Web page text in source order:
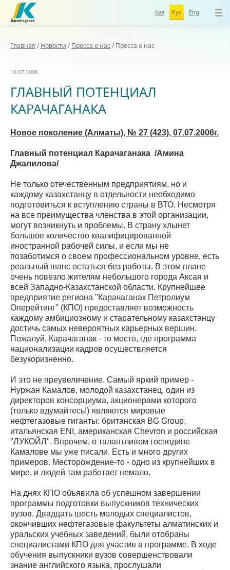
Қаз Рус Eng
Главная / Новости / Пресса о нас/ Пресса о нас
10.07.2006
ГЛАВНЫЙ ПОТЕНЦИАЛ
КАРАЧАГАНАКА
Новое поколение (Алматы), № 27 (423), 07.07.2006г.
Главный потенциал Карачаганака /Амина
Джалилова/
Не только отечественным предприятиям, но и
каждому казахстанцу в отдельности необходимо
подготовиться к вступлению страны в ВТО. Несмотря
на все преимущества членства в этой организации,
могут возникнуть и проблемы. В страну хлынет
большое количество квалифицированной
иностранной рабочей силы, и если мы не
позаботимся о своем профессиональном уровне, есть
реальный шанс остаться без работы. В этом плане
очень повезло жителям небольшого города Аксая и
всей Западно-Казахстанской области. Крупнейшее
предприятие региона "Карачаганак Петролиум
Оперейтинг" (КПО) предоставляет возможность
каждому амбициозному и старательному казахстанцу
достичь самых невероятных карьерных вершин.
Пожалуй, Карачаганак - то место, где программа
национализации кадров осуществляется
безукоризненно.
И это не преувеличение. Самый яркий пример -
Нуржан Камалов, молодой казахстанец, один из
директоров консорциума, акционерами которого
(только вдумайтесь!) являются мировые
нефтегазовые гиганты: британская BG Group,
итальянская ENI, американская Chevron и российская
"ЛУКОЙЛ". Впрочем, о талантливом господине
Камалове мы уже писали. Есть и много других
примеров. Месторождение-то - одно из крупнейших в
мире, и людей там работает немало.
На днях КПО объявила об успешном завершении
программы подготовки выпускников технических
вузов. Двадцать шесть молодых специалистов,
окончивших нефтегазовые факультеты алматинских и
уральских учебных заведений, были отобраны
специалистами КПО для участия в программе. В ходе
обучения выпускники вузов совершенствовали
знание английского языка, прослушали